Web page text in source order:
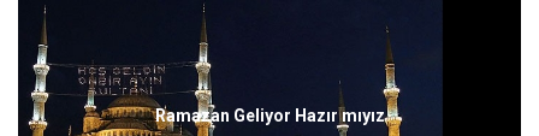
Ramazan Geliyor Hazır mıyız